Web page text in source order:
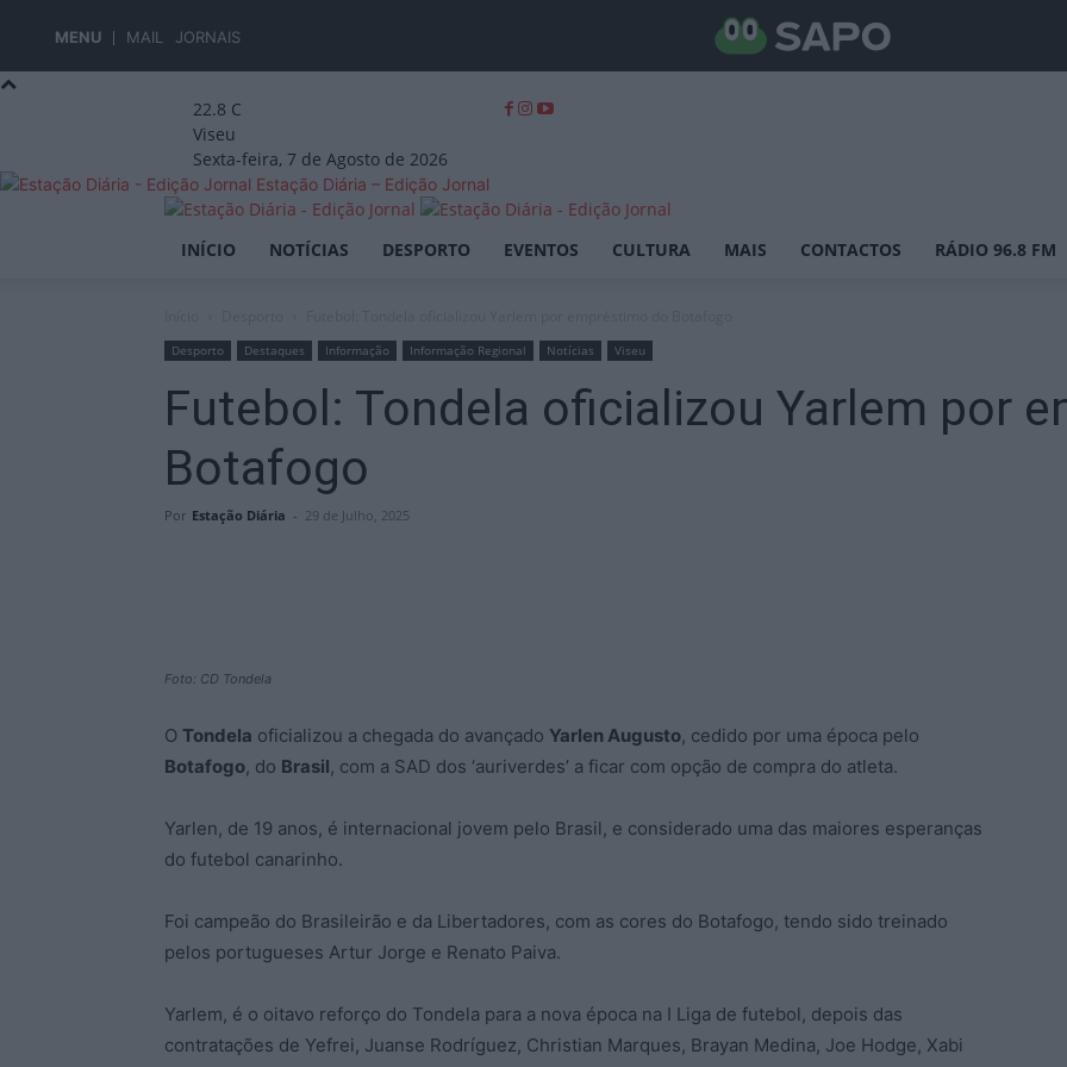
MENU MAIL JORNAIS
22.8 C
Viseu
Sexta-feira, 7 de Agosto de 2026
Estação Diária – Edição Jornal
INÍCIO NOTÍCIAS DESPORTO EVENTOS CULTURA MAIS CONTACTOS RÁDIO 96.8 FM
Desporto Destaques Informação Informação Regional Notícias Viseu
Futebol: Tondela oficializou Yarlem por
Botafogo
Por Estação Diária - 29 de Julho, 2025
Foto: CD Tondela
O Tondela oficializou a chegada do avançado Yarlen Augusto, cedido por uma época pelo
Botafogo, do Brasil, com a SAD dos ‘auriverdes’ a ficar com opção de compra do atleta.
Yarlen, de 19 anos, é internacional jovem pelo Brasil, e considerado uma das maiores esperanças
do futebol canarinho.
Foi campeão do Brasileirão e da Libertadores, com as cores do Botafogo, tendo sido treinado
pelos portugueses Artur Jorge e Renato Paiva.
Yarlem, é o oitavo reforço do Tondela para a nova época na I Liga de futebol, depois das
contratações de Yefrei, Juanse Rodríguez, Christian Marques, Brayan Medina, Joe Hodge, Xabi